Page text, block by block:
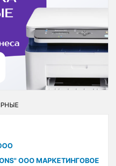
ООО МАРКЕТИНГОВОЕ